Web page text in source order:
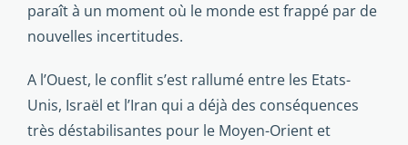
paraît à un moment où le monde est frappé par de
nouvelles incertitudes.
A l’Ouest, le conflit s’est rallumé entre les Etats-
Unis, Israël et l’Iran qui a déjà des conséquences
très déstabilisantes pour le Moyen-Orient et